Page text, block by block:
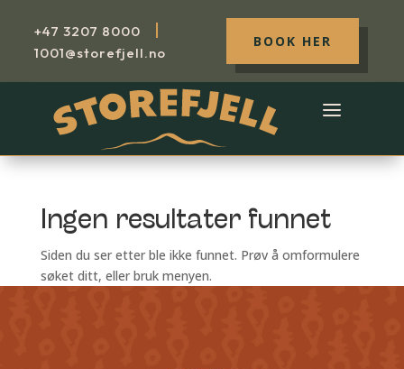
+47 3207 8000 |
1001@storefjell.no
BOOK HER
Ingen resultater funnet
Siden du ser etter ble ikke funnet. Prøv å omformulere
søket ditt, eller bruk menyen.